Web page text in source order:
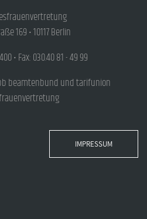
169 • 10117 Berlin
• Fax: 030.40 81 - 49 99
beamtenbund und tarifunion
IMPRESSUM